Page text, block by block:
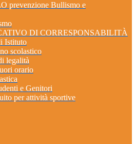
prevenzione Bullismo e
DI CORRESPONSABILITÀ
Istituto
scolastico
legalità
orario
e Genitori
per attività sportive